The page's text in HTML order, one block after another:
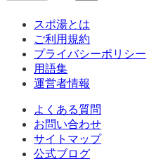
スポ湯とは
ご利用規約
プライバシーポリシー
用語集
運営者情報
よくある質問
お問い合わせ
サイトマップ
公式ブログ